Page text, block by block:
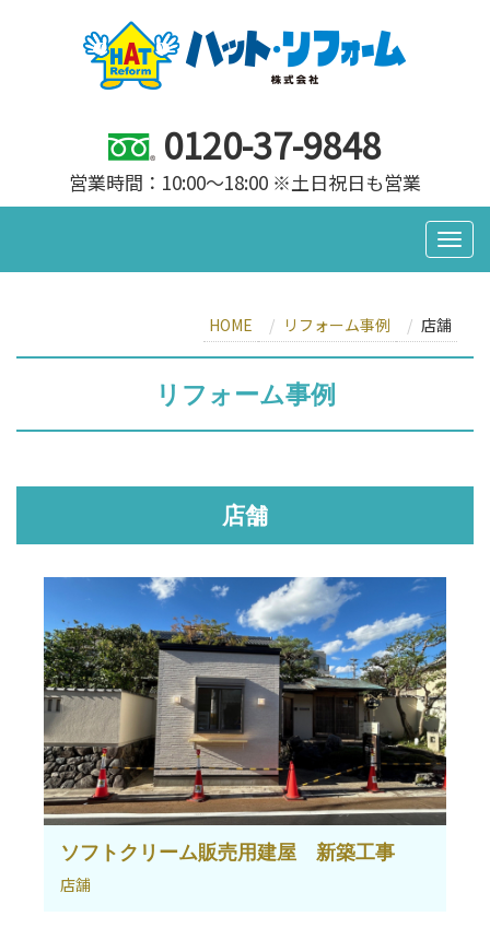
0120-37-9848
営業時間：10:00～18:00 ※土日祝日も営業
HOME リフォーム事例 店舗
リフォーム事例
店舗
ソフトクリーム販売用建屋 新築工事
店舗